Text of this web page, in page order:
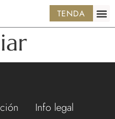
TENDA
Info legal